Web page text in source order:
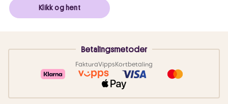
Klikk og hent
Betalingsmetoder
FakturaVippsKortbetaling